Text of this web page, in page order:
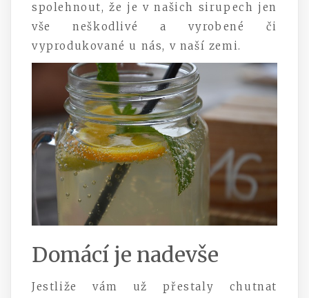
spolehnout, že je v našich sirupech jen
vše neškodlivé a vyrobené či
vyprodukované u nás, v naší zemi.
Domácí je nadevše
Jestliže vám už přestaly chutnat